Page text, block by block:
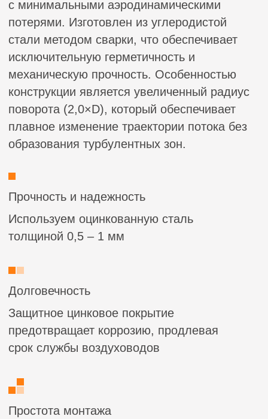
Защитное цинковое покрытие
предотвращает коррозию, продлевая
срок службы воздуховодов
Легко интегрируются в существующие
системы благодаря стандартным
Универсальность
Подходят для систем вентиляции,
кондиционирования и отопления в жилых,
коммерческих и промышленных объектах
Характеристики
Материал: углеродистая сталь, толщина
1,0-2,0 мм
высокоскоростных систем)
Температурный диапазон:Устойчивы к